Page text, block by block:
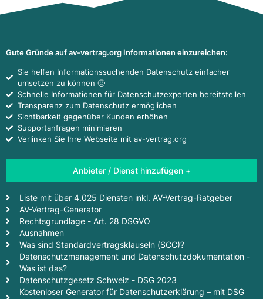
Gute Gründe auf av-vertrag.org Informationen einzureichen:
Sie helfen Informationssuchenden Datenschutz einfacher
umsetzen zu können 🙂
Schnelle Informationen für Datenschutzexperten bereitstellen
Transparenz zum Datenschutz ermöglichen
Sichtbarkeit gegenüber Kunden erhöhen
Supportanfragen minimieren
Verlinken Sie Ihre Webseite mit av-vertrag.org
Anbieter / Dienst hinzufügen +
Liste mit über 4.025 Diensten inkl. AV-Vertrag-Ratgeber
AV-Vertrag-Generator
Rechtsgrundlage - Art. 28 DSGVO
Ausnahmen
Was sind Standardvertragsklauseln (SCC)?
Datenschutzmanagement und Datenschutzdokumentation -
Was ist das?
Datenschutzgesetz Schweiz - DSG 2023
Kostenloser Generator für Datenschutzerklärung – mit DSG